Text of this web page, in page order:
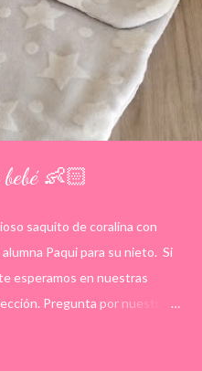
👶🏻
saquito de coralina con
Paqui para su nieto. Si
esperamos en nuestras
Pregunta por nuestras
#modabebé